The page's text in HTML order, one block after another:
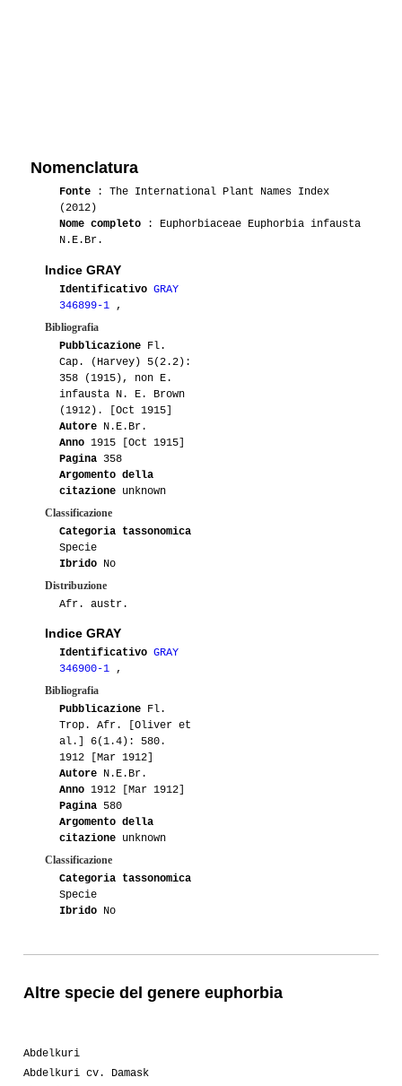
Nomenclatura
Fonte : The International Plant Names Index
(2012)
Nome completo : Euphorbiaceae Euphorbia infausta
N.E.Br.
Indice GRAY
Identificativo GRAY
346899-1 ,
Bibliografia
Pubblicazione Fl.
Cap. (Harvey) 5(2.2):
358 (1915), non E.
infausta N. E. Brown
(1912). [Oct 1915]
Autore N.E.Br.
Anno 1915 [Oct 1915]
Pagina 358
Argomento della
citazione unknown
Classificazione
Categoria tassonomica
Specie
Ibrido No
Distribuzione
Afr. austr.
Indice GRAY
Identificativo GRAY
346900-1 ,
Bibliografia
Pubblicazione Fl.
Trop. Afr. [Oliver et
al.] 6(1.4): 580.
1912 [Mar 1912]
Autore N.E.Br.
Anno 1912 [Mar 1912]
Pagina 580
Argomento della
citazione unknown
Classificazione
Categoria tassonomica
Specie
Ibrido No
Altre specie del genere euphorbia
Abdelkuri
Abdelkuri cv. Damask